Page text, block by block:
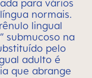
para vários
normais.
lingual
submucoso na
pelo
adulto é
que abrange